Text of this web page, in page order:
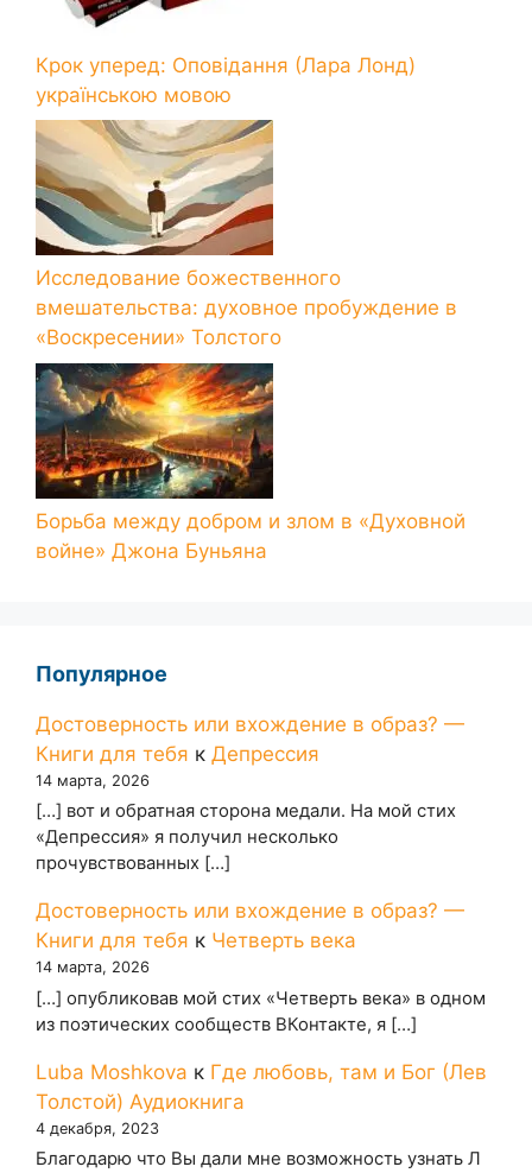
Крок уперед: Оповідання (Лара Лонд)
українською мовою
Исследование божественного
вмешательства: духовное пробуждение в
«Воскресении» Толстого
Борьба между добром и злом в «Духовной
войне» Джона Буньяна
Популярное
Достоверность или вхождение в образ? —
Книги для тебя к Депрессия
14 марта, 2026
[…] вот и обратная сторона медали. На мой стих
«Депрессия» я получил несколько
прочувствованных […]
Достоверность или вхождение в образ? —
Книги для тебя к Четверть века
14 марта, 2026
[…] опубликовав мой стих «Четверть века» в одном
из поэтических сообществ ВКонтакте, я […]
Luba Moshkova к Где любовь, там и Бог (Лев
Толстой) Аудиокнига
4 декабря, 2023
Благодарю что Вы дали мне возможность узнать Л